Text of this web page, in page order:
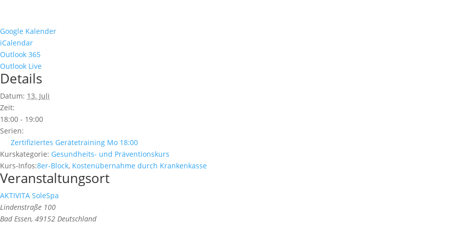
Google Kalender
iCalendar
Outlook 365
Outlook Live
Details
Datum: 13. Juli
Zeit:
18:00 - 19:00
Serien:
Zertifiziertes Gerätetraining Mo 18:00
Kurskategorie: Gesundheits- und Präventionskurs
Kurs-Infos:8er-Block, Kostenübernahme durch Krankenkasse
Veranstaltungsort
AKTIVITA SoleSpa
Lindenstraße 100
Bad Essen, 49152 Deutschland